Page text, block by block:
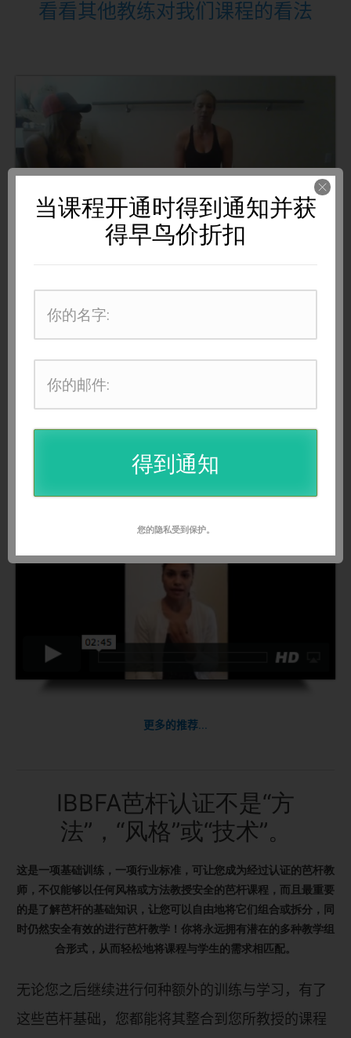
看看其他教练对我们课程的看法
更多的推荐
IBBFA芭杆认证不是“方
法”，“风格”或“技术”。
这是一项基础训练，一项行业标准，可让您成为经过认证的芭杆教
师，不仅能够以任何风格或方法教授安全的芭杆课程，而且最重要
的是了解芭杆的基础知识，让您可以自由地将它们组合或拆分，同
时仍然安全有效的进行芭杆教学！ 你将永远拥有潜在的多种教学组
合形式，从而轻松地将课程与学生的需求相匹配。
无论您之后继续进行何种额外的训练与学习，有了
这些芭杆基础，您都能将其整合到您所教授的课程
当课程开通时得到通知并获
得早鸟价折扣
得到通知
您的隐私受到保护。